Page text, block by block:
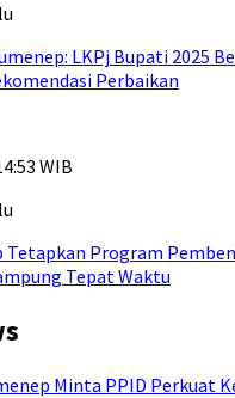
LKPj Bupati 2025
Perbaikan
WIB
Tetapkan Program
Tepat Waktu
Minta PPID Perkuat